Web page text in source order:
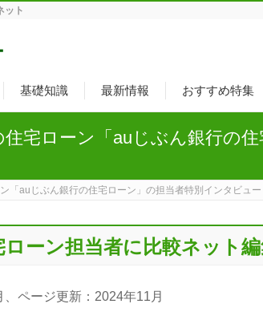
ット
基礎知識 最新情報 おすすめ特集
宅ローン「auじぶん銀行の
「auじぶん銀行の住宅ローン」の担当者特別インタビュー
ーン担当者に比較ネット
ページ更新：2024年11月